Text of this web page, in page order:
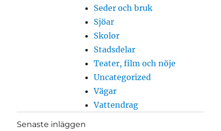
Seder och bruk
Sjöar
Skolor
Stadsdelar
Teater, film och nöje
Uncategorized
Vägar
Vattendrag
Senaste inläggen